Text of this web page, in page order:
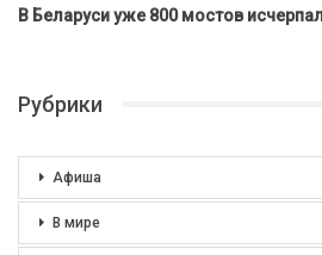
В Беларуси уже 800 мостов
Рубрики
Афиша
В мире